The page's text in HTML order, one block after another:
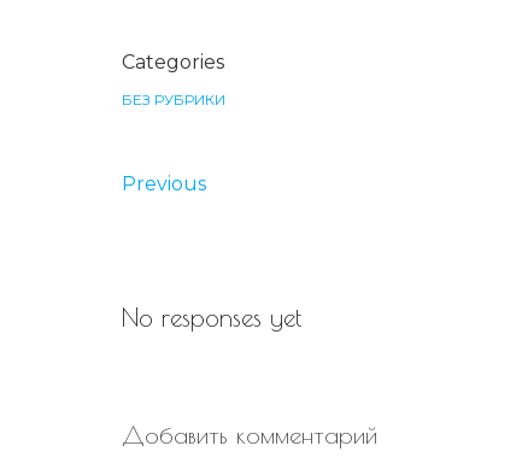
Categories
БЕЗ РУБРИКИ
Previous
No responses yet
Добавить комментарий